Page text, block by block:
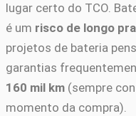
lugar certo do TCO.
é um risco de longo
projetos de bateria
garantias
160 mil km (sempre
momento da compra).